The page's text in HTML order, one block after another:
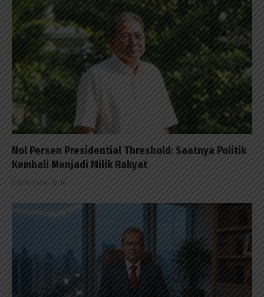
Nol Persen Presidential Threshold: Saatnya Politik
Kembali Menjadi Milik Rakyat
07/08/2026 - 13:16